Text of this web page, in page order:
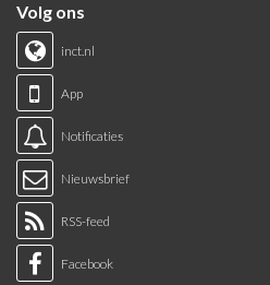
Volg ons
inct.nl
App
Notificaties
Nieuwsbrief
RSS-feed
Facebook